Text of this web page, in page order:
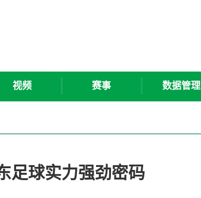
视频 赛事 数据管理
足球实力强劲密码